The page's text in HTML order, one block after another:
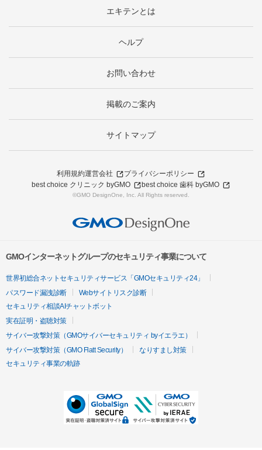
エキテンとは
ヘルプ
お問い合わせ
掲載のご案内
サイトマップ
利用規約運営会社
プライバシーポリシー
best choice クリニック byGMO
best choice 歯科 byGMO
©GMO DesignOne, Inc. All Rights reserved.
GMOインターネットグループのセキュリティ事業について
世界初総合ネットセキュリティサービス「GMOセキュリティ24」
パスワード漏洩診断
Webサイトリスク診断
セキュリティ相談AIチャットボット
実在証明・盗聴対策
サイバー攻撃対策（GMOサイバーセキュリティ byイエラエ）
サイバー攻撃対策（GMO Flatt Security）
なりすまし対策
セキュリティ事業の軌跡